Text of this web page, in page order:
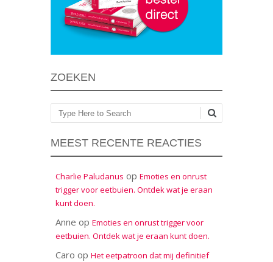
ZOEKEN
Zoeken
MEEST RECENTE REACTIES
Charlie Paludanus op Emoties en onrust
trigger voor eetbuien. Ontdek wat je eraan
kunt doen.
Anne op Emoties en onrust trigger voor
eetbuien. Ontdek wat je eraan kunt doen.
Caro op Het eetpatroon dat mij definitief